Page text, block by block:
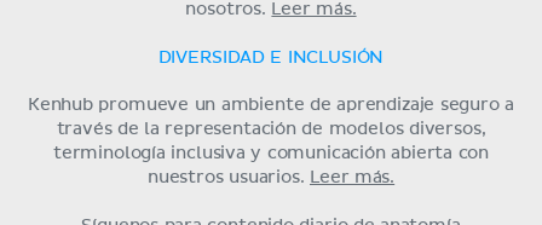
nosotros. Leer más.
DIVERSIDAD E INCLUSIÓN
Kenhub promueve un ambiente de aprendizaje seguro a
través de la representación de modelos diversos,
terminología inclusiva y comunicación abierta con
nuestros usuarios. Leer más.